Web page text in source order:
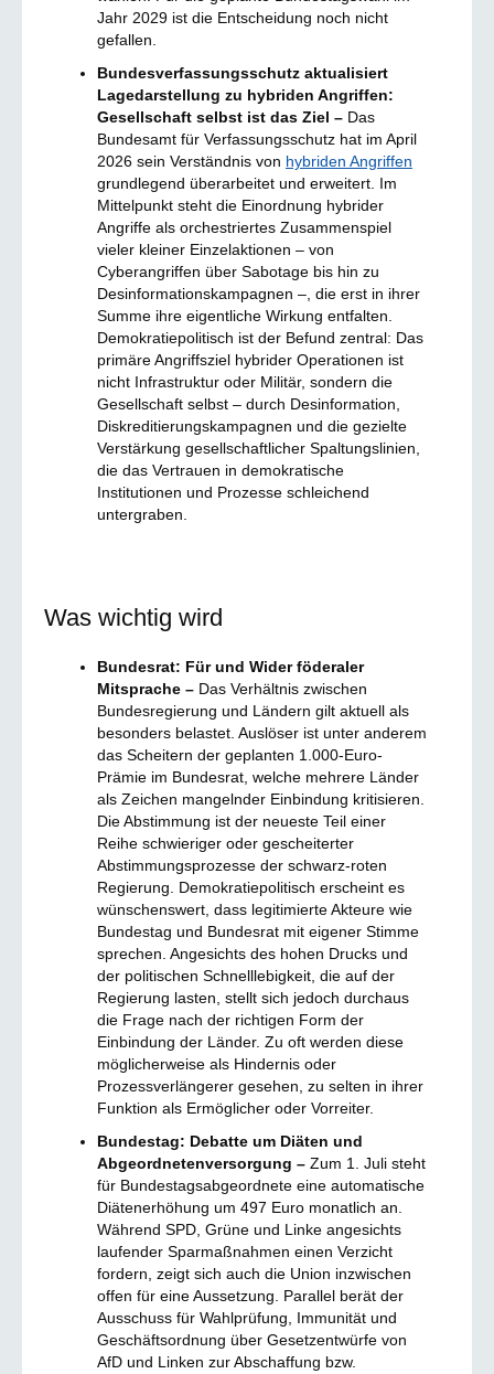
Jahr 2029 ist die Entscheidung noch nicht
gefallen.
Bundesverfassungsschutz aktualisiert
Lagedarstellung zu hybriden Angriffen:
Gesellschaft selbst ist das Ziel – Das
Bundesamt für Verfassungsschutz hat im April
2026 sein Verständnis von hybriden Angriffen
grundlegend überarbeitet und erweitert. Im
Mittelpunkt steht die Einordnung hybrider
Angriffe als orchestriertes Zusammenspiel
vieler kleiner Einzelaktionen – von
Cyberangriffen über Sabotage bis hin zu
Desinformationskampagnen –, die erst in ihrer
Summe ihre eigentliche Wirkung entfalten.
Demokratiepolitisch ist der Befund zentral: Das
primäre Angriffsziel hybrider Operationen ist
nicht Infrastruktur oder Militär, sondern die
Gesellschaft selbst – durch Desinformation,
Diskreditierungskampagnen und die gezielte
Verstärkung gesellschaftlicher Spaltungslinien,
die das Vertrauen in demokratische
Institutionen und Prozesse schleichend
untergraben.
Was wichtig wird
Bundesrat: Für und Wider föderaler
Mitsprache – Das Verhältnis zwischen
Bundesregierung und Ländern gilt aktuell als
besonders belastet. Auslöser ist unter anderem
das Scheitern der geplanten 1.000-Euro-
Prämie im Bundesrat, welche mehrere Länder
als Zeichen mangelnder Einbindung kritisieren.
Die Abstimmung ist der neueste Teil einer
Reihe schwieriger oder gescheiterter
Abstimmungsprozesse der schwarz-roten
Regierung. Demokratiepolitisch erscheint es
wünschenswert, dass legitimierte Akteure wie
Bundestag und Bundesrat mit eigener Stimme
sprechen. Angesichts des hohen Drucks und
der politischen Schnelllebigkeit, die auf der
Regierung lasten, stellt sich jedoch durchaus
die Frage nach der richtigen Form der
Einbindung der Länder. Zu oft werden diese
möglicherweise als Hindernis oder
Prozessverlängerer gesehen, zu selten in ihrer
Funktion als Ermöglicher oder Vorreiter.
Bundestag: Debatte um Diäten und
Abgeordnetenversorgung – Zum 1. Juli steht
für Bundestagsabgeordnete eine automatische
Diätenerhöhung um 497 Euro monatlich an.
Während SPD, Grüne und Linke angesichts
laufender Sparmaßnahmen einen Verzicht
fordern, zeigt sich auch die Union inzwischen
offen für eine Aussetzung. Parallel berät der
Ausschuss für Wahlprüfung, Immunität und
Geschäftsordnung über Gesetzentwürfe von
AfD und Linken zur Abschaffung bzw.